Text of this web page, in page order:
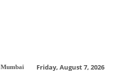
Mumbai Friday, August 7, 2026